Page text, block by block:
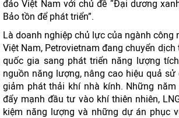
đảo Việt Nam với chủ đề “Đại dương
Bảo tồn để phát triển”.
Là doanh nghiệp chủ lực của ngành công
Việt Nam, Petrovietnam đang chuyển
quốc gia sang phát triển năng lượng
nguồn năng lượng, nâng cao hiệu quả sử
giảm phát thải khí nhà kính. Những năm
đẩy mạnh đầu tư vào khí thiên nhiên,
kiệm năng lượng và những dự án phục